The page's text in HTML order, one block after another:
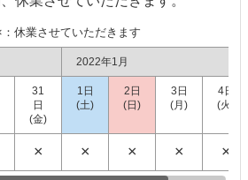
休業させていただきます
2022年1月
31
日
(金)
1日
(土)
2日
(日)
3日
(月)
4日
(火)
× × × × ×